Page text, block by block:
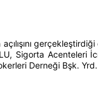
Sigorta
Derneği Bşk.